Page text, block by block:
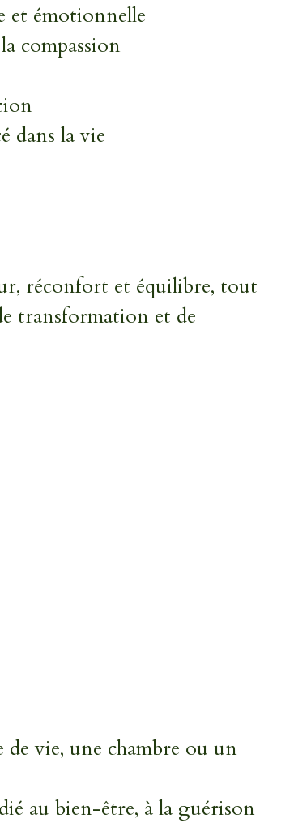
et émotionnelle
compassion
dans la vie
réconfort et équilibre, tout
transformation et de
de vie, une chambre ou un
au bien-être, à la guérison